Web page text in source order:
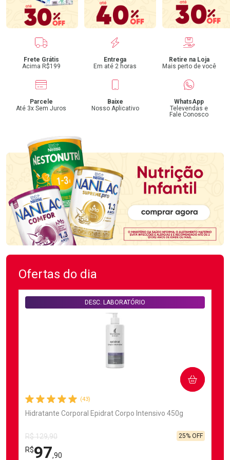
Benefícios
Frete Grátis
Acima R$199
Entrega
Em até 2 horas
Retire na Loja
Mais perto de você
Parcele
Até 3x Sem Juros
Baixe
Nosso Aplicativo
WhatsApp
Televendas e
Fale Conosco
Ofertas do dia
(43)
Hidratante Corporal Epidrat Corpo Intensivo 450g
DESC. LABORATÓRIO
R$ 129,90
R$97,90
25% OFF
COMPRAR